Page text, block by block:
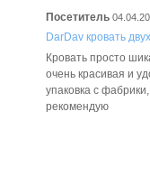
Посетитель
DarDav кровать
Кровать просто
очень красивая и
упаковка с
рекомендую